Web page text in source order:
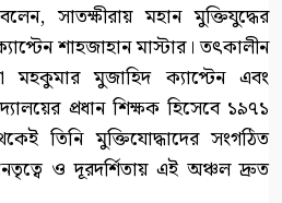
সাতক্ষীরায় মহান মুক্তিযুদ্ধের
শাহজাহান মাস্টার। তৎকালীন
মহকুমার মুজাহিদ ক্যাপ্টেন এবং
প্রধান শিক্ষক হিসেবে ১৯৭১
তিনি মুক্তিযোদ্ধাদের সংগঠিত
ও দূরদর্শিতায় এই অঞ্চল দ্রুত